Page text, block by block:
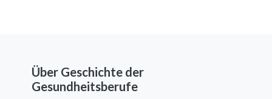
Über Geschichte der
Gesundheitsberufe